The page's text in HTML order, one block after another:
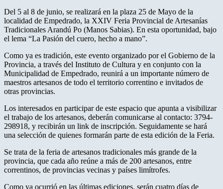
Del 5 al 8 de junio, se realizará en la plaza 25 de Mayo de la
localidad de Empedrado, la XXIV Feria Provincial de Artesanías
Tradicionales Arandú Po (Manos Sabias). En esta oportunidad, bajo
el lema “La Pasión del cuero, hecho a mano”.
Como ya es tradición, este evento organizado por el Gobierno de la
Provincia, a través del Instituto de Cultura y en conjunto con la
Municipalidad de Empedrado, reunirá a un importante número de
maestros artesanos de todo el territorio correntino e invitados de
otras provincias.
Los interesados en participar de este espacio que apunta a visibilizar
el trabajo de los artesanos, deberán comunicarse al contacto: 3794-
298918, y recibirán un link de inscripción. Seguidamente se hará
una selección de quienes formarán parte de esta edición de la Feria.
Se trata de la feria de artesanos tradicionales más grande de la
provincia, que cada año reúne a más de 200 artesanos, entre
correntinos, de provincias vecinas y países limítrofes.
Como ya ocurrió en las últimas ediciones, serán cuatro días de